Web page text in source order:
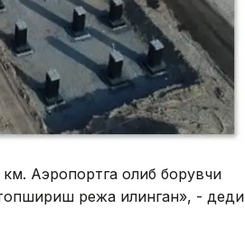
Аэропортга олиб борувчи
режа қилинган», - деди